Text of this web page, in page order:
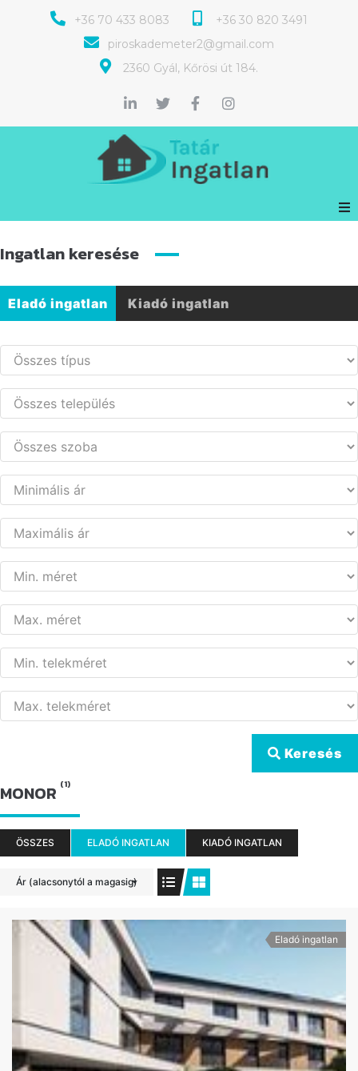
+36 70 433 8083
+36 30 820 3491
piroskademeter2@gmail.com
2360 Gyál, Kőrösi út 184.
Ingatlan keresése
Eladó ingatlan Kiadó ingatlan
Keresés
MONOR (1)
ÖSSZES ELADÓ INGATLAN KIADÓ INGATLAN
Ár (alacsonytól a magasig)
Eladó ingatlan